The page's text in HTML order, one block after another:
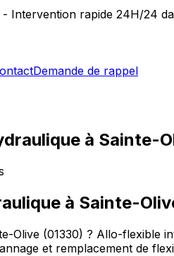
Intervention rapide 24H/24
Demande de rappel
à Sainte-
à Sainte-
Olive (01330) ? Allo-flexible
et remplacement de